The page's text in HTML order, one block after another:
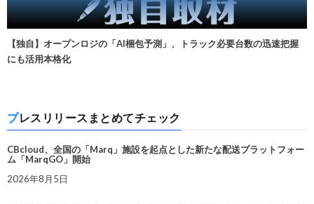
【独自】オープンロジの「AI梱包予測」、トラック必要台数の迅速把握
にも活用本格化
プレスリリースまとめてチェック
CBcloud、全国の「Marq」施設を起点とした新たな配送プラットフォー
ム「MarqGO」開始
2026年8月5日